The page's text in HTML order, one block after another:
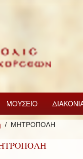
ΜΟΥΣΕΙΟ
ΜΗΤΡΟΠΟΛΗ